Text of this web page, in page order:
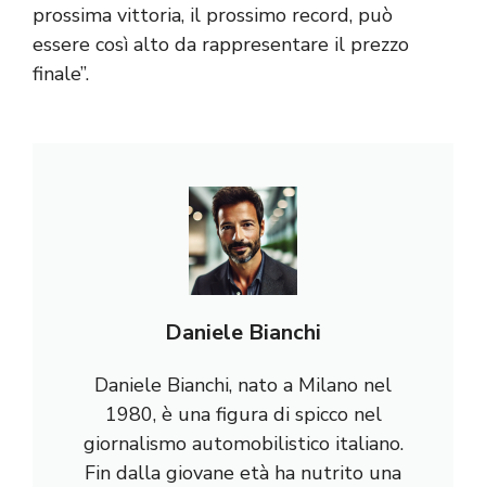
prossima vittoria, il prossimo record, può
essere così alto da rappresentare il prezzo
finale”.
Daniele Bianchi
Daniele Bianchi, nato a Milano nel
1980, è una figura di spicco nel
giornalismo automobilistico italiano.
Fin dalla giovane età ha nutrito una